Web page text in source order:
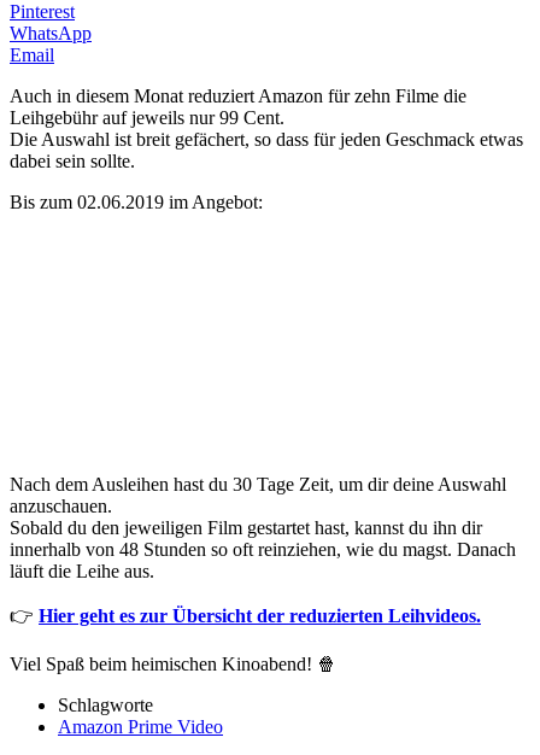
Pinterest
WhatsApp
Email
Auch in diesem Monat reduziert Amazon für zehn Filme die
Leihgebühr auf jeweils nur 99 Cent.
Die Auswahl ist breit gefächert, so dass für jeden Geschmack etwas
dabei sein sollte.
Bis zum 02.06.2019 im Angebot:
Nach dem Ausleihen hast du 30 Tage Zeit, um dir deine Auswahl
anzuschauen.
Sobald du den jeweiligen Film gestartet hast, kannst du ihn dir
innerhalb von 48 Stunden so oft reinziehen, wie du magst. Danach
läuft die Leihe aus.
👉 Hier geht es zur Übersicht der reduzierten Leihvideos.
Viel Spaß beim heimischen Kinoabend! 🍿
Schlagworte
Amazon Prime Video